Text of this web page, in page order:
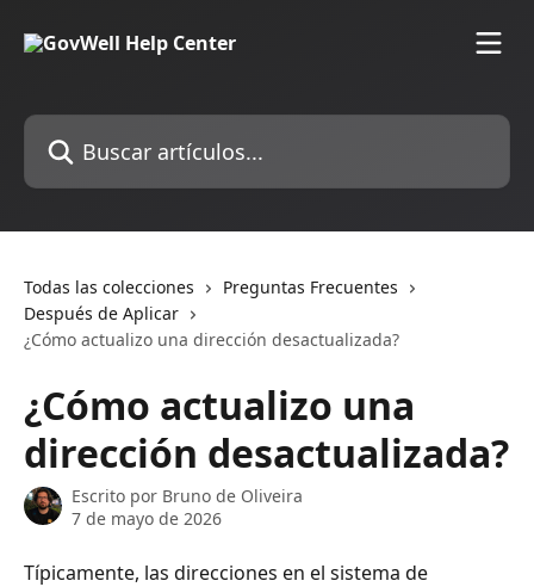
Buscar artículos...
Todas las colecciones
Preguntas Frecuentes
Después de Aplicar
¿Cómo actualizo una dirección desactualizada?
¿Cómo actualizo una
dirección desactualizada?
Escrito por Bruno de Oliveira
7 de mayo de 2026
Típicamente, las direcciones en el sistema de